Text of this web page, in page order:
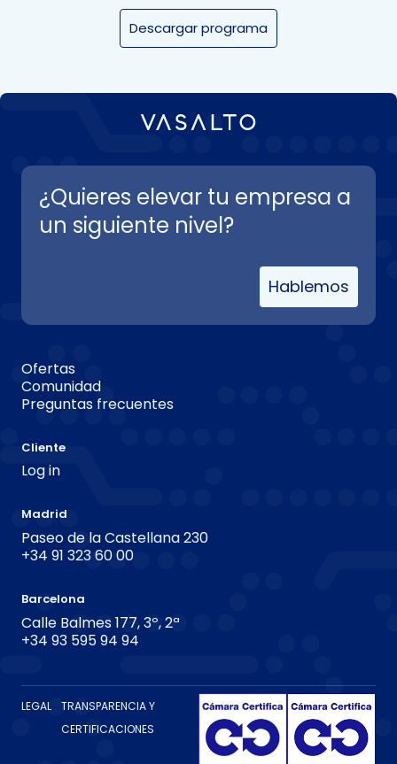
Descargar programa
¿Quieres elevar tu empresa a
un siguiente nivel?
Hablemos
Ofertas
Comunidad
Preguntas frecuentes
Cliente
Log in
Madrid
Paseo de la Castellana 230
+34 91 323 60 00
Barcelona
Calle Balmes 177, 3º, 2ª
+34 93 595 94 94
LEGAL
TRANSPARENCIA Y
CERTIFICACIONES